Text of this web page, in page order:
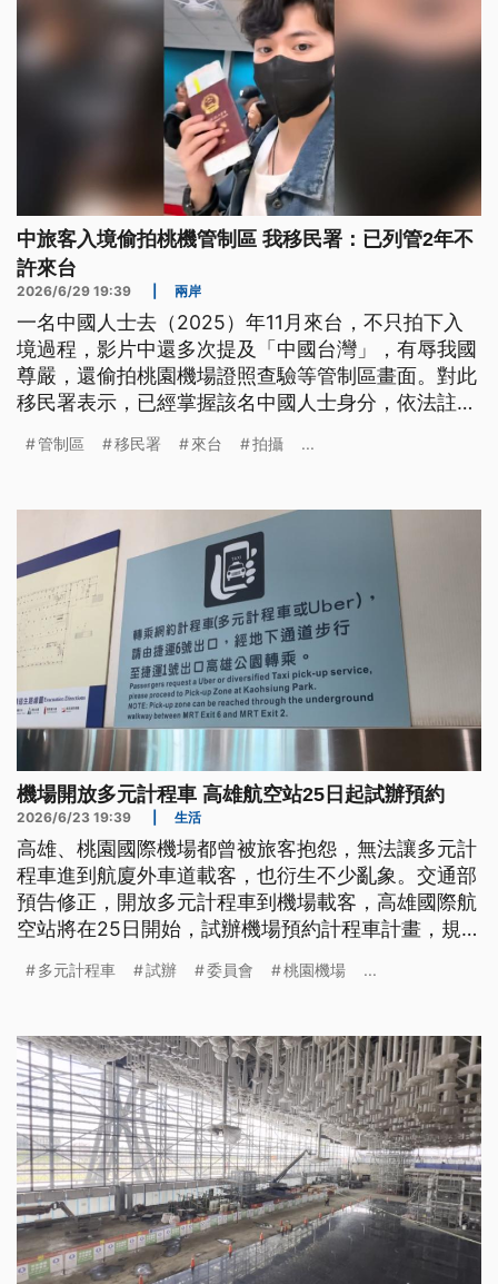
中旅客入境偷拍桃機管制區 我移民署：已列管2年不
許來台
2026/6/29 19:39 兩岸
一名中國人士去（2025）年11月來台，不只拍下入
境過程，影片中還多次提及「中國台灣」，有辱我國
尊嚴，還偷拍桃園機場證照查驗等管制區畫面。對此
移民署表示，已經掌握該名中國人士身分，依法註記
線、護照查驗台、海關查驗都不能拍攝，如果擅自拍
留置。
管制區 移民署 來台 拍攝 ...
機場開放多元計程車 高雄航空站25日起試辦預約
2026/6/23 19:39 生活
高雄、桃園國際機場都曾被旅客抱怨，無法讓多元計
程車進到航廈外車道載客，也衍生不少亂象。交通部
預告修正，開放多元計程車到機場載客，高雄國際航
空站將在25日開始，試辦機場預約計程車計畫，規劃
務。
多元計程車 試辦 委員會 桃園機場 ...